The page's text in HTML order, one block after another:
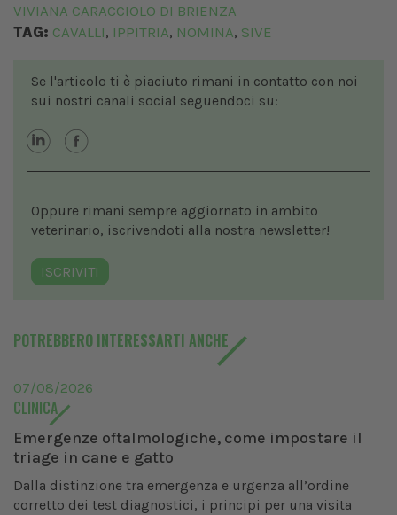
VIVIANA CARACCIOLO DI BRIENZA
TAG: CAVALLI, IPPITRIA, NOMINA, SIVE
Se l'articolo ti è piaciuto rimani in contatto con noi
sui nostri canali social seguendoci su:
Oppure rimani sempre aggiornato in ambito
veterinario, iscrivendoti alla nostra newsletter!
ISCRIVITI
POTREBBERO INTERESSARTI ANCHE
07/08/2026
CLINICA
Emergenze oftalmologiche, come impostare il
triage in cane e gatto
Dalla distinzione tra emergenza e urgenza all’ordine
corretto dei test diagnostici, i principi per una visita